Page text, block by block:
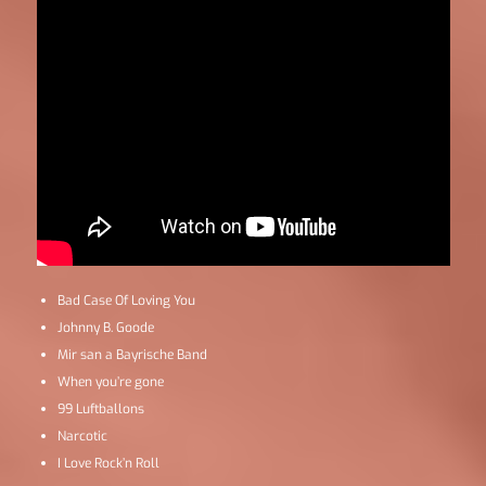
Bad Case Of Loving You
Johnny B. Goode
Mir san a Bayrische Band
When you’re gone
99 Luftballons
Narcotic
I Love Rock’n Roll